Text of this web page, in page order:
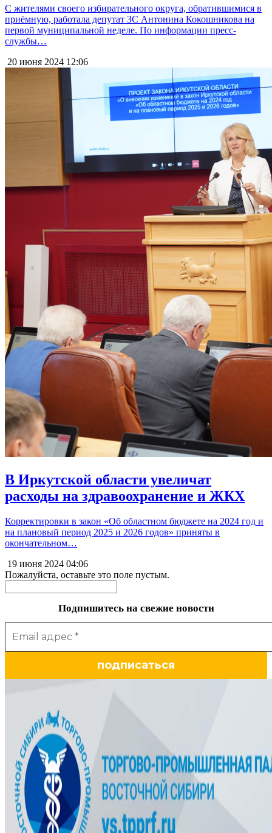
С жителями своего избирательного округа, обратившимися в
приёмную, работала депутат ЗС Антонина Кокошникова на
первой муниципальной неделе. По информации пресс-
службы…
20 июня 2024 12:06
В Иркутской области увеличат
расходы на здравоохранение и ЖКХ
Корректировки в закон «Об областном бюджете на 2024 год и
на плановый период 2025 и 2026 годов» приняты в
окончательном…
19 июня 2024 04:06
Пожалуйста, оставьте это поле пустым.
Подпишитесь на свежие новости